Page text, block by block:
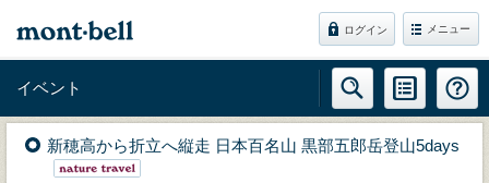
ログイン メニュー
イベント
新穂高から折立へ縦走 日本百名山 黒部五郎岳登山5days